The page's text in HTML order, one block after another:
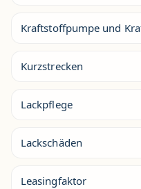
Kraftstoffpumpe und
Kurzstrecken
Lackpflege
Lackschäden
Leasingfaktor